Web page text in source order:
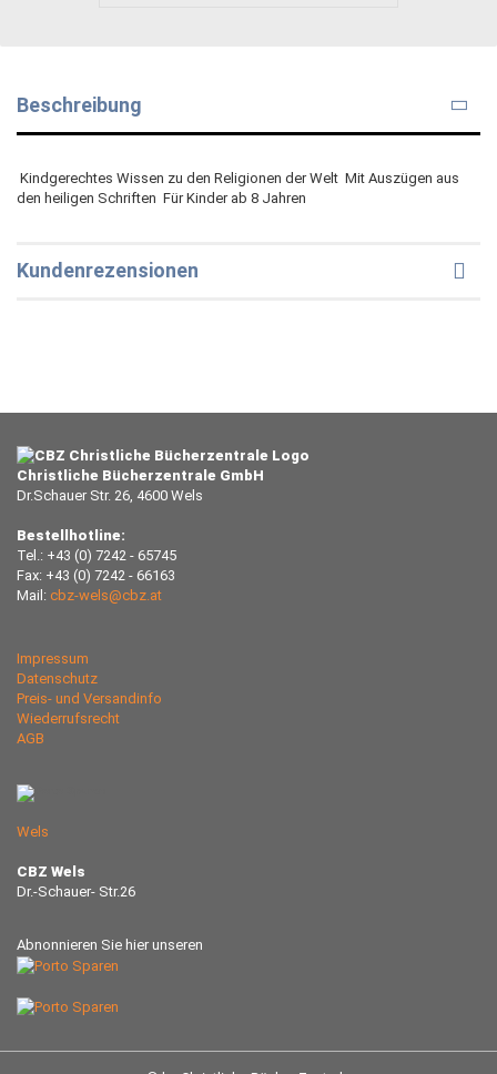
Beschreibung
 Kindgerechtes Wissen zu den Religionen der Welt  Mit Auszügen aus
den heiligen Schriften  Für Kinder ab 8 Jahren
Kundenrezensionen
Christliche Bücherzentrale GmbH
Dr.Schauer Str. 26, 4600 Wels
Bestellhotline:
Tel.: +43 (0) 7242 - 65745
Fax: +43 (0) 7242 - 66163
Mail: cbz-wels@cbz.at
Impressum
Datenschutz
Preis- und Versandinfo
Wiederrufsrecht
AGB
Wels
CBZ Wels
Dr.-Schauer- Str.26
Abnonnieren Sie hier unseren